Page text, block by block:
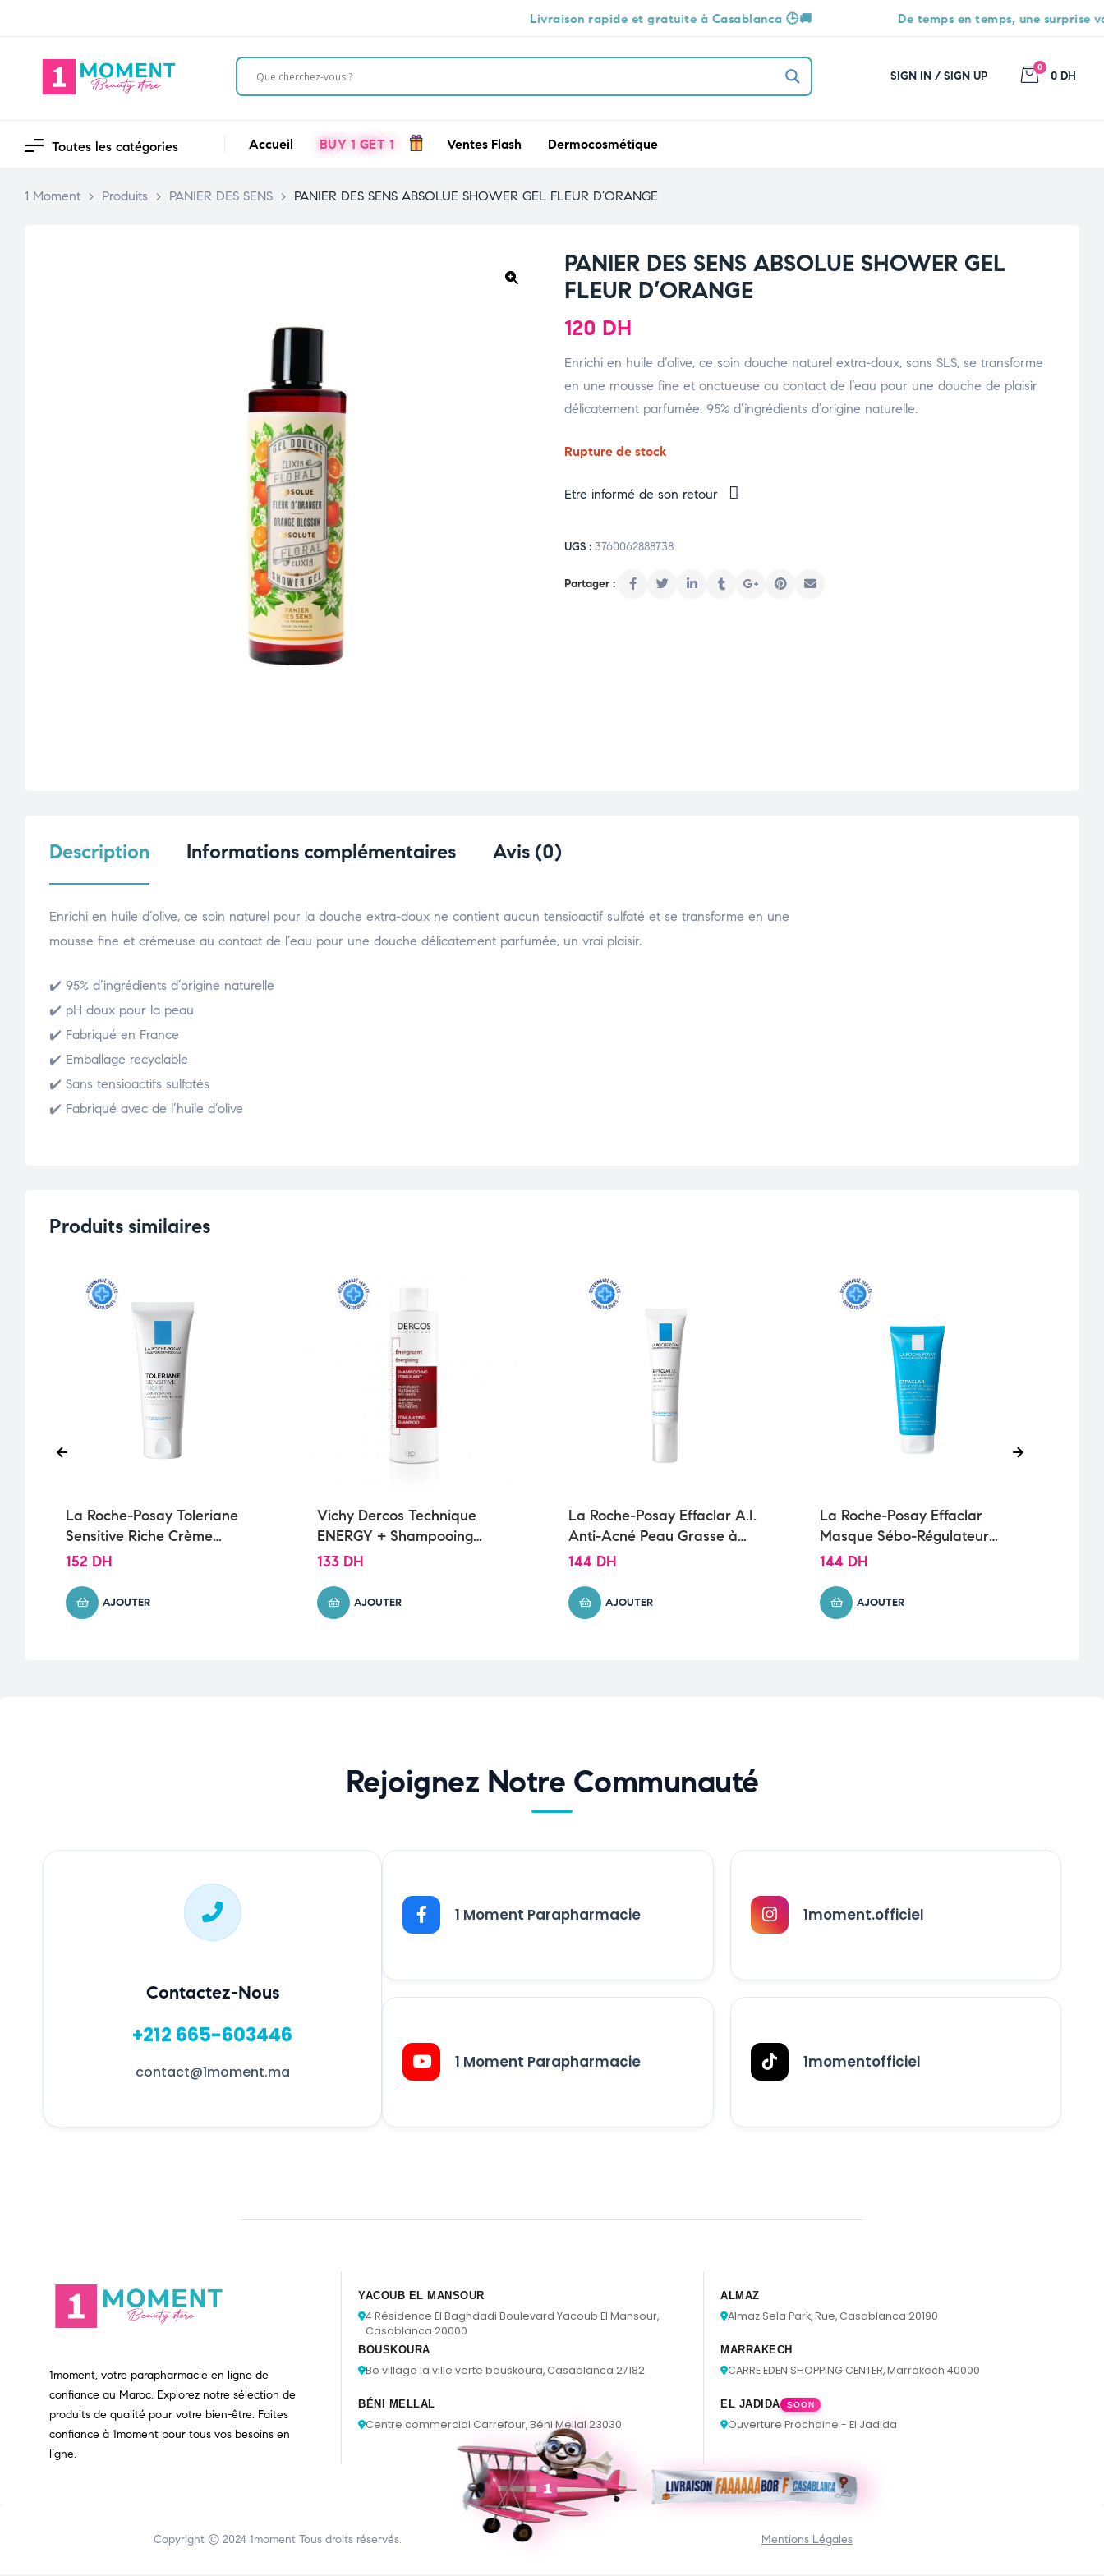
Livraison rapide et gratuite à Casablanca 🕒🚚 De temps en temps, une surprise vous attend 🎁
SIGN IN / SIGN UP
0
0 DH
Toutes les catégories Accueil BUY 1 GET 1 Ventes Flash Dermocosmétique
1 Moment > Produits > PANIER DES SENS > PANIER DES SENS ABSOLUE SHOWER GEL FLEUR D’ORANGE
PANIER DES SENS ABSOLUE SHOWER GEL
FLEUR D’ORANGE
120 DH
Enrichi en huile d’olive, ce soin douche naturel extra-doux, sans SLS, se transforme
en une mousse fine et onctueuse au contact de l’eau pour une douche de plaisir
délicatement parfumée. 95% d’ingrédients d’origine naturelle.
Rupture de stock
Etre informé de son retour
UGS : 3760062888738
Description Informations complémentaires Avis (0)
Enrichi en huile d’olive, ce soin naturel pour la douche extra-doux ne contient aucun tensioactif sulfaté et se transforme en une
mousse fine et crémeuse au contact de l’eau pour une douche délicatement parfumée, un vrai plaisir.
✔️ 95% d’ingrédients d’origine naturelle
✔️ pH doux pour la peau
✔️ Fabriqué en France
✔️ Emballage recyclable
✔️ Sans tensioactifs sulfatés
✔️ Fabriqué avec de l’huile d’olive
Produits similaires
La Roche-Posay Toleriane
Sensitive Riche Crème
Hydratante Peau Sèche à
152 DH
AJOUTER
Vichy Dercos Technique
ENERGY + Shampooing
Stimulant Anti-Chute| 200ml
133 DH
AJOUTER
La Roche-Posay Effaclar A.I.
Anti-Acné Peau Grasse à
Imperfections | 15ml
144 DH
AJOUTER
La Roche-Posay Effaclar
Masque Sébo-Régulateur
Peau Grasse Acnéique |
144 DH
AJOUTER
Rejoignez Notre Communauté
Contactez-Nous
+212 665-603446
contact@1moment.ma
1 Moment Parapharmacie 1moment.officiel
1 Moment Parapharmacie 1momentofficiel
1moment, votre parapharmacie en ligne de
confiance au Maroc. Explorez notre sélection de
produits de qualité pour votre bien-être. Faites
confiance à 1moment pour tous vos besoins en
ligne.
YACOUB EL MANSOUR
4 Résidence El Baghdadi Boulevard Yacoub El Mansour,
Casablanca 20000
BOUSKOURA
Bo village la ville verte bouskoura, Casablanca 27182
BÉNI MELLAL
Centre commercial Carrefour, Béni Mellal 23030
ALMAZ
Almaz Sela Park, Rue, Casablanca 20190
MARRAKECH
CARRE EDEN SHOPPING CENTER, Marrakech 40000
EL JADIDA SOON
Ouverture Prochaine - El Jadida
Copyright © 2024 1momentTous droits réservés. Mentions Légales